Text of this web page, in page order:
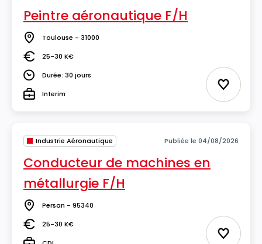
Peintre aéronautique F/H
Lieu Toulouse - 31000
Salaire25-30 K€
DuréeDurée: 30 jours
TypeInterim Ajouter
Industrie Aéronautique Publiée le 04/08/2026
Conducteur de machines en
métallurgie F/H
Lieu Persan - 95340
Salaire25-30 K€
Ajouter